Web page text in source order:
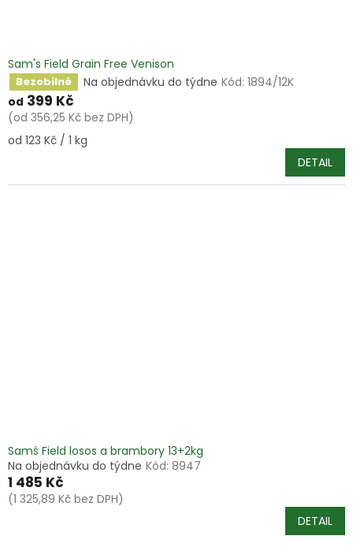
Sam's Field Grain Free Venison
Bezobilné Na objednávku do týdne Kód: 1894/12K
od 399 Kč
(od 356,25 Kč bez DPH)
Měrná
od 123 Kč / 1 kg
DETAIL
Samś Field losos a brambory 13+2kg
Na objednávku do týdne Kód: 8947
1 485 Kč
(1 325,89 Kč bez DPH)
DETAIL